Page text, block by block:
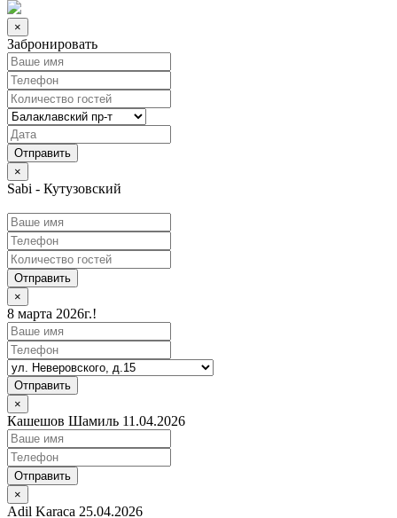
×
Забронировать
×
Sabi - Кутузовский
Отправить
×
8 марта 2026г.!
Отправить
×
Кашешов Шамиль 11.04.2026
Отправить
×
Adil Karaca 25.04.2026